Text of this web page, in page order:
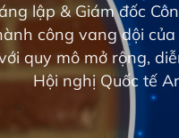
lập & Giám đốc
công vang dội
quy mô mở rộng,
Hội nghị Quốc tế